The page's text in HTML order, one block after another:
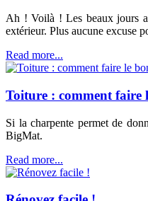
Ah ! Voilà ! Les beaux jours
extérieur. Plus aucune excuse
Read more...
Toiture : comment faire
Si la charpente permet de
BigMat.
Read more...